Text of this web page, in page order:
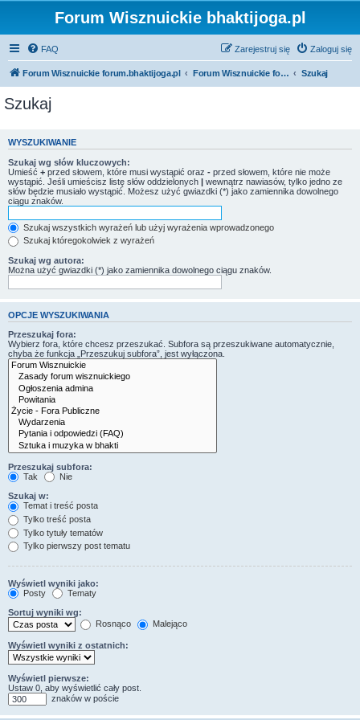
Forum Wisznuickie bhaktijoga.pl
FAQ Zaloguj się
Zarejestruj się
Forum Wisznuickie forum.bhaktijoga.pl Forum Wisznuickie forum.bhaktijoga.pl Szukaj
Szukaj
WYSZUKIWANIE
Szukaj wg słów kluczowych:
Umieść + przed słowem, które musi wystąpić oraz - przed słowem, które nie może
wystąpić. Jeśli umieścisz listę słów oddzielonych | wewnątrz nawiasów, tylko jedno ze
słów będzie musiało wystąpić. Możesz użyć gwiazdki (*) jako zamiennika dowolnego
ciągu znaków.
Szukaj wszystkich wyrażeń lub użyj wyrażenia wprowadzonego
Szukaj któregokolwiek z wyrażeń
Szukaj wg autora:
Można użyć gwiazdki (*) jako zamiennika dowolnego ciągu znaków.
OPCJE WYSZUKIWANIA
Przeszukaj fora:
Wybierz fora, które chcesz przeszukać. Subfora są przeszukiwane automatycznie,
chyba że funkcja „Przeszukuj subfora”, jest wyłączona.
Przeszukaj subfora:
Tak
Nie
Szukaj w:
Temat i treść posta
Tylko treść posta
Tylko tytuły tematów
Tylko pierwszy post tematu
Wyświetl wyniki jako:
Posty
Tematy
Sortuj wyniki wg:
Rosnąco
Malejąco
Wyświetl wyniki z ostatnich:
Wyświetl pierwsze:
Ustaw 0, aby wyświetlić cały post.
znaków w poście